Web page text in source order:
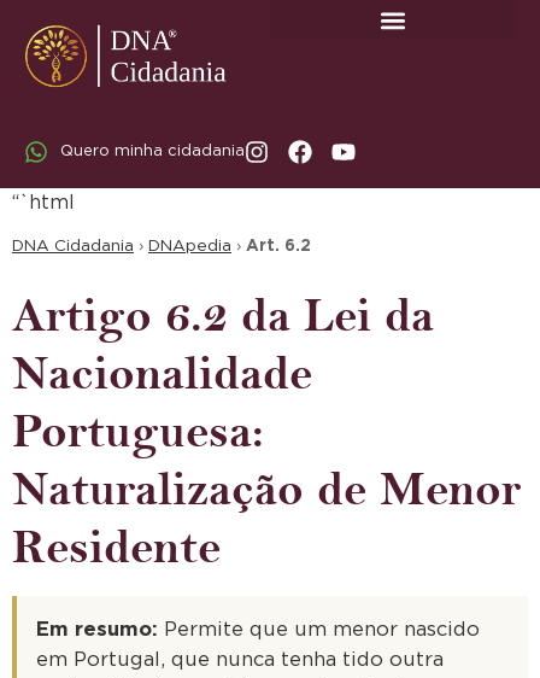
Quero minha cidadania
“`html
DNA Cidadania › DNApedia › Art. 6.2
Artigo 6.2 da Lei da
Nacionalidade
Portuguesa:
Naturalização de Menor
Residente
Em resumo: Permite que um menor nascido
em Portugal, que nunca tenha tido outra